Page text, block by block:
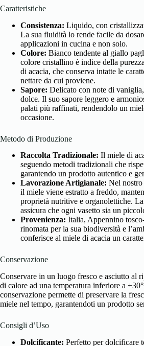
Caratteristiche
Consistenza: Liquido, con
La sua fluidità lo rende facile da
applicazioni in cucina e non solo.
Colore: Bianco tendente al giallo
colore cristallino è indice della
di acacia, che conserva intatte le
nettare da cui proviene.
Sapore: Delicato con note di
dolce. Il suo sapore leggero e
palati più raffinati, rendendolo un
occasione.
Metodo di Produzione
Raccolta Tradizionale: Il miele di
seguendo metodi tradizionali che
garantendo un prodotto autentico e
Lavorazione Artigianale: Nel nostro
il miele viene estratto a freddo,
proprietà nutritive e organolettiche.
assicura che ogni vasetto sia un
Provenienza: Italia, Appennino
rinomata per la sua biodiversità e
conferisce al miele di acacia un
Conservazione
Conservare in un luogo fresco e asciutto al
di calore ad una temperatura inferiore a
conservazione permette di preservare la
miele nel tempo, garantendoti un prodotto
Consigli d’Uso
Dolcificante: Perfetto per dolcificare